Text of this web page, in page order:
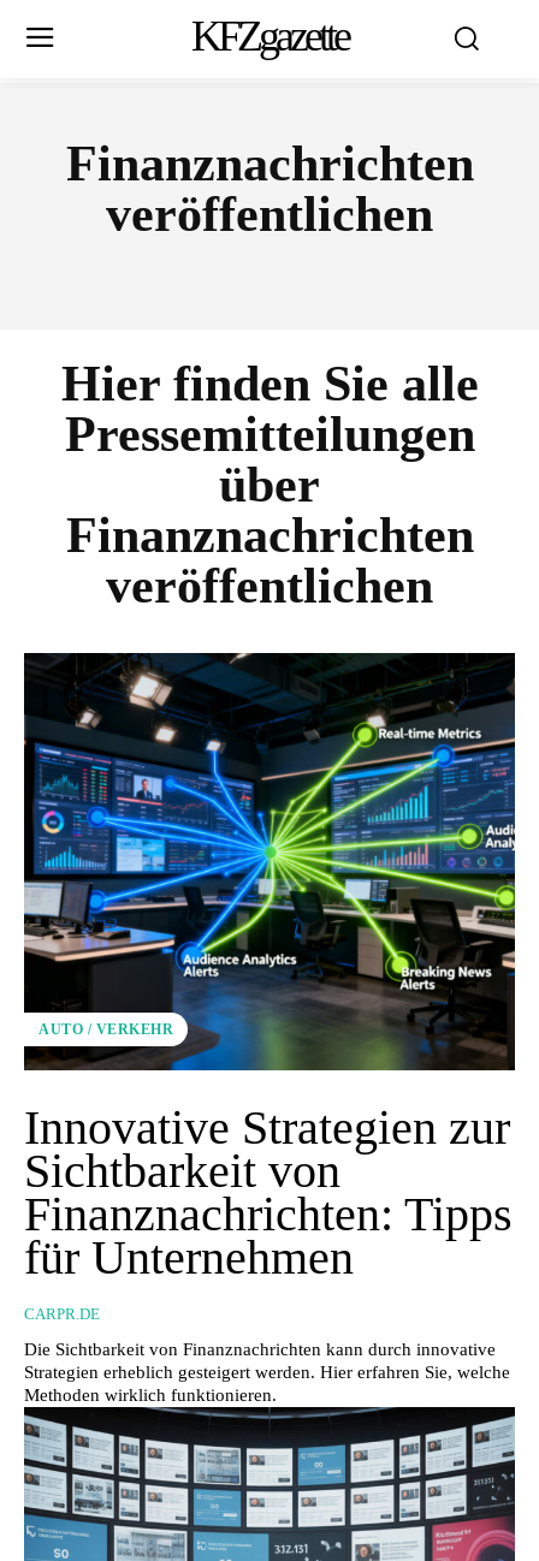
KFZgazette
Finanznachrichten
veröffentlichen
Hier finden Sie alle
Pressemitteilungen
über
Finanznachrichten
veröffentlichen
AUTO / VERKEHR
Innovative Strategien zur
Sichtbarkeit von
Finanznachrichten: Tipps
für Unternehmen
CARPR.DE
Die Sichtbarkeit von Finanznachrichten kann durch innovative
Strategien erheblich gesteigert werden. Hier erfahren Sie, welche
Methoden wirklich funktionieren.